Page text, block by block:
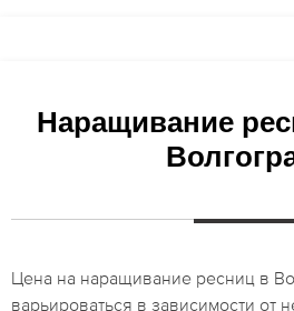
Наращивание
Цена на наращивание ресниц в
варьироваться в зависимости от